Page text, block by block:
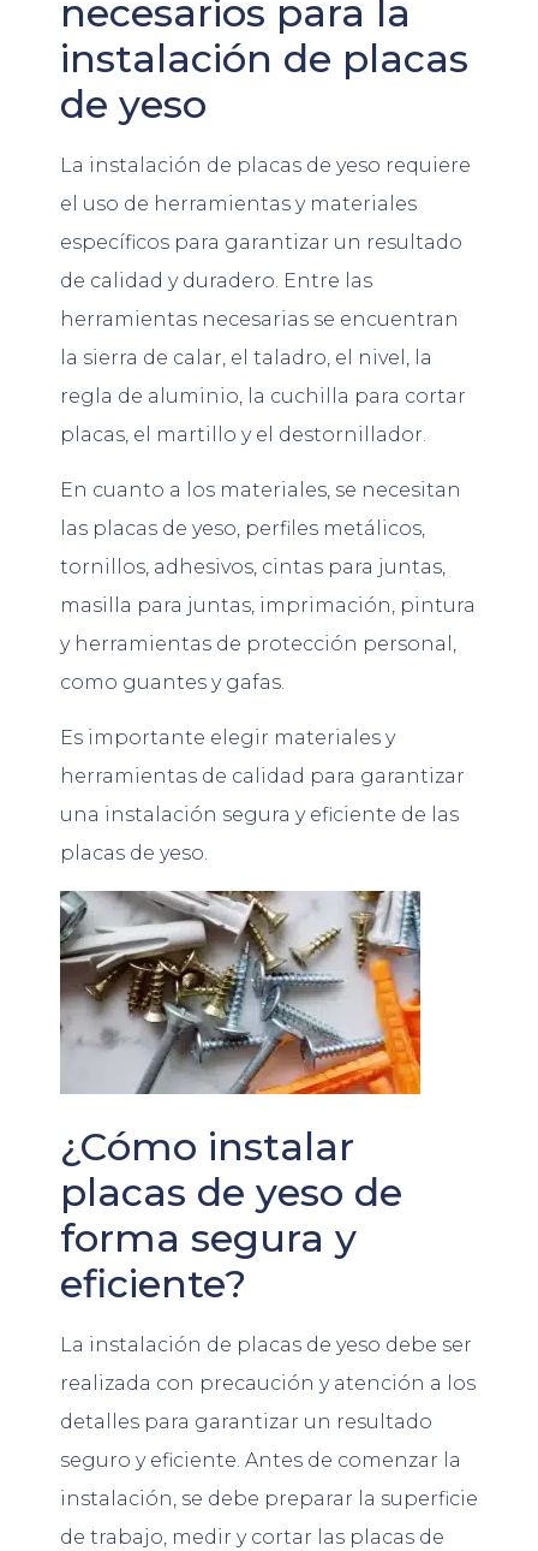
necesarios para la
instalación de placas
de yeso
La instalación de placas de yeso requiere
el uso de herramientas y materiales
específicos para garantizar un resultado
de calidad y duradero. Entre las
herramientas necesarias se encuentran
la sierra de calar, el taladro, el nivel, la
regla de aluminio, la cuchilla para cortar
placas, el martillo y el destornillador.
En cuanto a los materiales, se necesitan
las placas de yeso, perfiles metálicos,
tornillos, adhesivos, cintas para juntas,
masilla para juntas, imprimación, pintura
y herramientas de protección personal,
como guantes y gafas.
Es importante elegir materiales y
herramientas de calidad para garantizar
una instalación segura y eficiente de las
placas de yeso.
¿Cómo instalar
placas de yeso de
forma segura y
eficiente?
La instalación de placas de yeso debe ser
realizada con precaución y atención a los
detalles para garantizar un resultado
seguro y eficiente. Antes de comenzar la
instalación, se debe preparar la superficie
de trabajo, medir y cortar las placas de